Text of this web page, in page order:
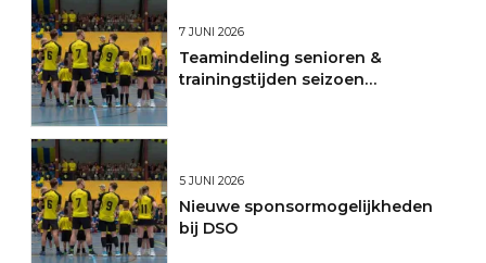
7 JUNI 2026
Teamindeling senioren &
trainingstijden seizoen
5 JUNI 2026
Nieuwe sponsormogelijkheden
bij DSO